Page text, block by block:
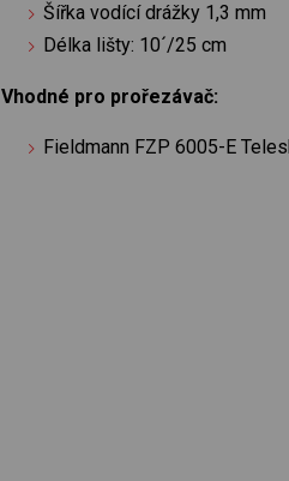
Šířka vodící drážky 1,3 mm
Délka lišty: 10´/25 cm
Vhodné pro prořezávač:
Fieldmann FZP 6005-E